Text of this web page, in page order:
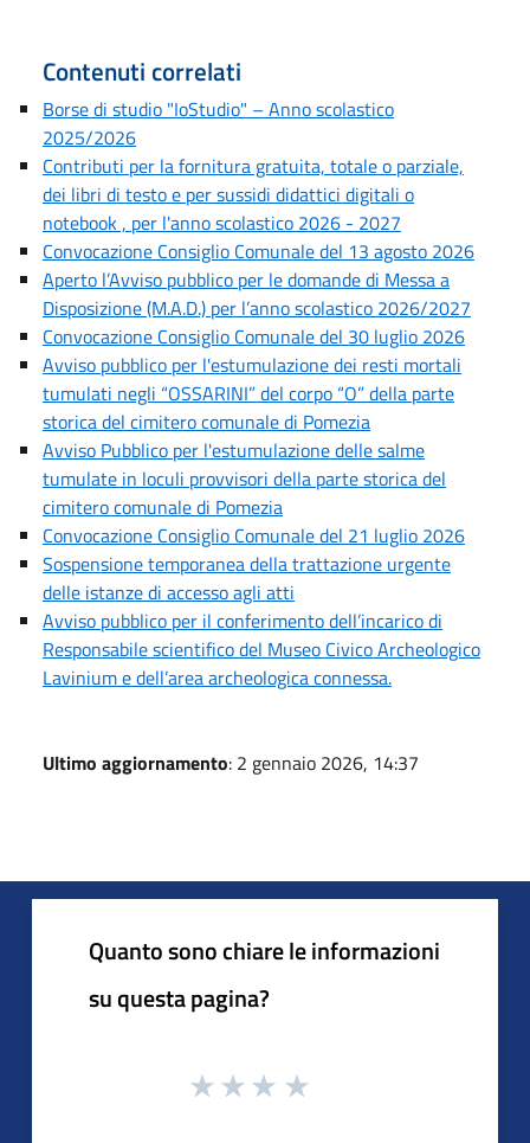
Contenuti correlati
Borse di studio "IoStudio" – Anno scolastico
2025/2026
Contributi per la fornitura gratuita, totale o parziale,
dei libri di testo e per sussidi didattici digitali o
notebook , per l'anno scolastico 2026 - 2027
Convocazione Consiglio Comunale del 13 agosto 2026
Aperto l’Avviso pubblico per le domande di Messa a
Disposizione (M.A.D.) per l’anno scolastico 2026/2027
Convocazione Consiglio Comunale del 30 luglio 2026
Avviso pubblico per l'estumulazione dei resti mortali
tumulati negli “OSSARINI” del corpo “O” della parte
storica del cimitero comunale di Pomezia
Avviso Pubblico per l'estumulazione delle salme
tumulate in loculi provvisori della parte storica del
cimitero comunale di Pomezia
Convocazione Consiglio Comunale del 21 luglio 2026
Sospensione temporanea della trattazione urgente
delle istanze di accesso agli atti
Avviso pubblico per il conferimento dell’incarico di
Responsabile scientifico del Museo Civico Archeologico
Lavinium e dell’area archeologica connessa.
Ultimo aggiornamento: 2 gennaio 2026, 14:37
Quanto sono chiare le informazioni
su questa pagina?